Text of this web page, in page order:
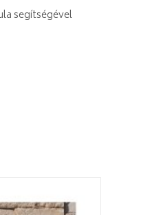
segítségével